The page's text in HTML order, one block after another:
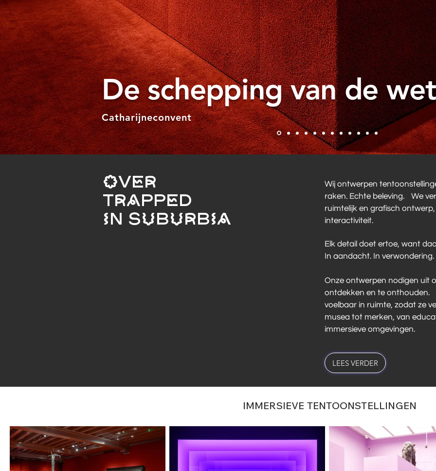
De schepping van de
Catharijneconvent
OVER
TRAPPED
IN SUBURBIA
Wij ontwerpen
raken. Echte beleving. We
ruimtelijk en grafisch
interactiviteit.
Elk detail doet ertoe, want
In aandacht. In verwondering.
Onze ontwerpen nodigen uit
ontdekken en te onthouden.
voelbaar in ruimte, zodat ze
musea tot merken, van
immersieve omgevingen.
LEES VERDER
IMMERSIEVE TENTOONSTELLINGEN